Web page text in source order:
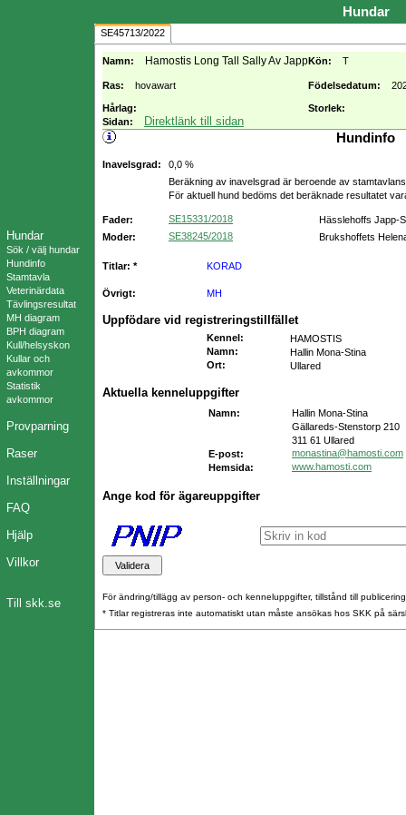
Hundar
Sök / välj hundar
Hundinfo
Stamtavla
Veterinärdata
Tävlingsresultat
MH diagram
BPH diagram
Kull/helsyskon
Kullar och
avkommor
Statistik
avkommor
Provparning
Raser
Inställningar
FAQ
Hjälp
Villkor
Till skk.se
Hundar
SE45713/2022
Namn: Hamostis Long Tall Sally Av JappKön: T
Ras: hovawart Födelsedatum:
Hårlag:
Storlek:
Sidan:
Direktlänk till sidan
Hundinfo
Inavelsgrad:
0,0 %
Beräkning av inavelsgrad är beroende av
För aktuell hund bedöms det beräknade resultatet
Fader: SE15331/2018
Hässlehoffs Japp-
Moder:
SE38245/2018 Brukshoffets
Titlar: * KORAD
Övrigt: MH
Uppfödare vid registreringstillfället
Kennel :
HAMOSTIS
Namn:
Hallin Mona-Stina
Ort: Ullared
Aktuella kenneluppgifter
Namn:
Hallin Mona-Stina
Gällareds-Stenstorp 210
311 61 Ullared
E-post:
monastina@hamosti.com
Hemsida:
www.hamosti.com
Ange kod för ägareuppgifter
För ändring/tillägg av person- och kenneluppgifter, tillstånd till
* Titlar registreras inte automatiskt utan måste ansökas hos SKK på